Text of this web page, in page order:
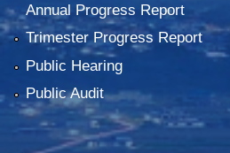
Annual Progress Report
Trimester Progress Report
Public Hearing
Public Audit